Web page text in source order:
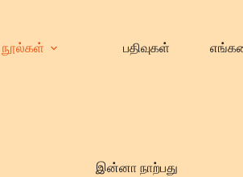
நூல்கள் பதிவுகள்
இன்னா நாற்பது